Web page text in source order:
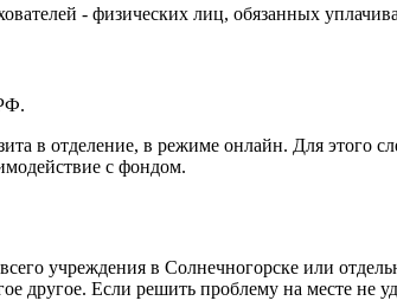
- физических лиц, обязанных
в отделение, в режиме онлайн. Для этого
с фондом.
учреждения в Солнечногорске или
другое. Если решить проблему на месте не